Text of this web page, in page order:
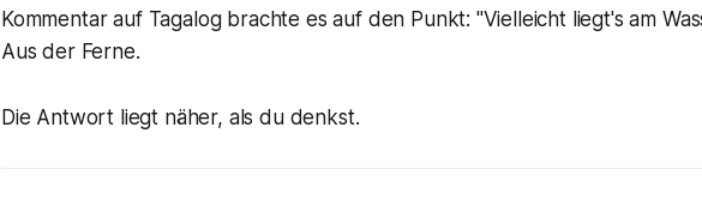
Kommentar auf Tagalog brachte es auf den Punkt: "Vielleicht liegt's am
Aus der Ferne.
Die Antwort liegt näher, als du denkst.